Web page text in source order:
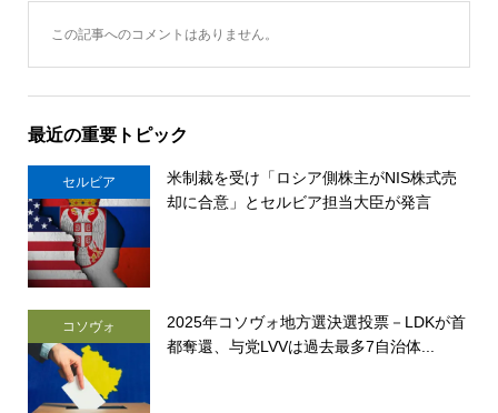
この記事へのコメントはありません。
最近の重要トピック
セルビア
米制裁を受け「ロシア側株主がNIS株式売
却に合意」とセルビア担当大臣が発言
コソヴォ
2025年コソヴォ地方選決選投票－LDKが首
都奪還、与党LVVは過去最多7自治体...